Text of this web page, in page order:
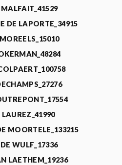
DE LAPORTE_34915
MOORTELE_133215
WULF_17336
LAETHEM_19236